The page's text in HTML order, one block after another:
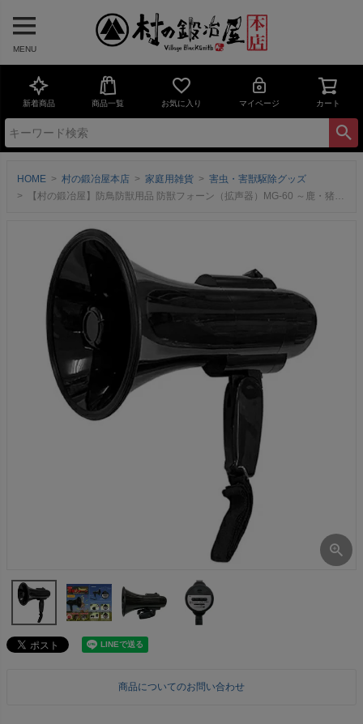
MENU
新着商品 商品一覧 お気に入り マイページ カート
HOME 村の鍛冶屋本店 家庭用雑貨
害虫・害獣駆除グッズ
【村の鍛冶屋】防鳥防獣用品 防獣フォーン（拡声器）MG-60 ～鹿・猪・害鳥除けにサイレン・オオカミ・ライオンの声搭載で撃退！～ 熊対策グッズ【頑張って送料無料！】
商品についてのお問い合わせ